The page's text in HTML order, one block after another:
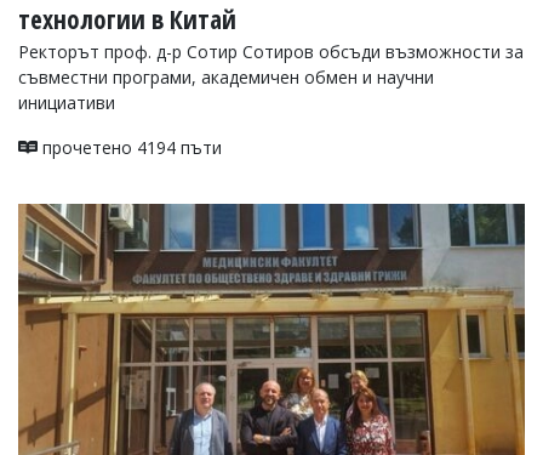
технологии в Китай
Ректорът проф. д-р Сотир Сотиров обсъди възможности за
съвместни програми, академичен обмен и научни
инициативи
прочетено 4194 пъти